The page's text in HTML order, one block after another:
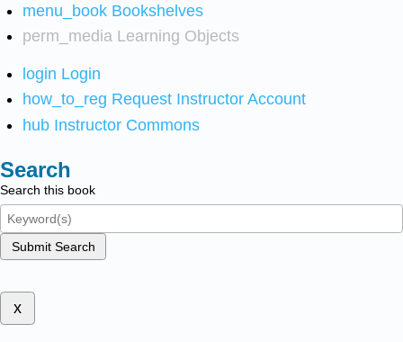
menu_book Bookshelves
perm_media Learning Objects
login Login
how_to_reg Request Instructor Account
hub Instructor Commons
Search
Search this book
Submit Search
x